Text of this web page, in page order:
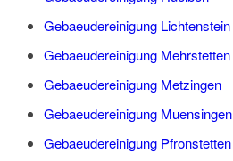
Gebaeudereinigung Lichtenstein
Gebaeudereinigung Mehrstetten
Gebaeudereinigung Metzingen
Gebaeudereinigung Muensingen
Gebaeudereinigung Pfronstetten